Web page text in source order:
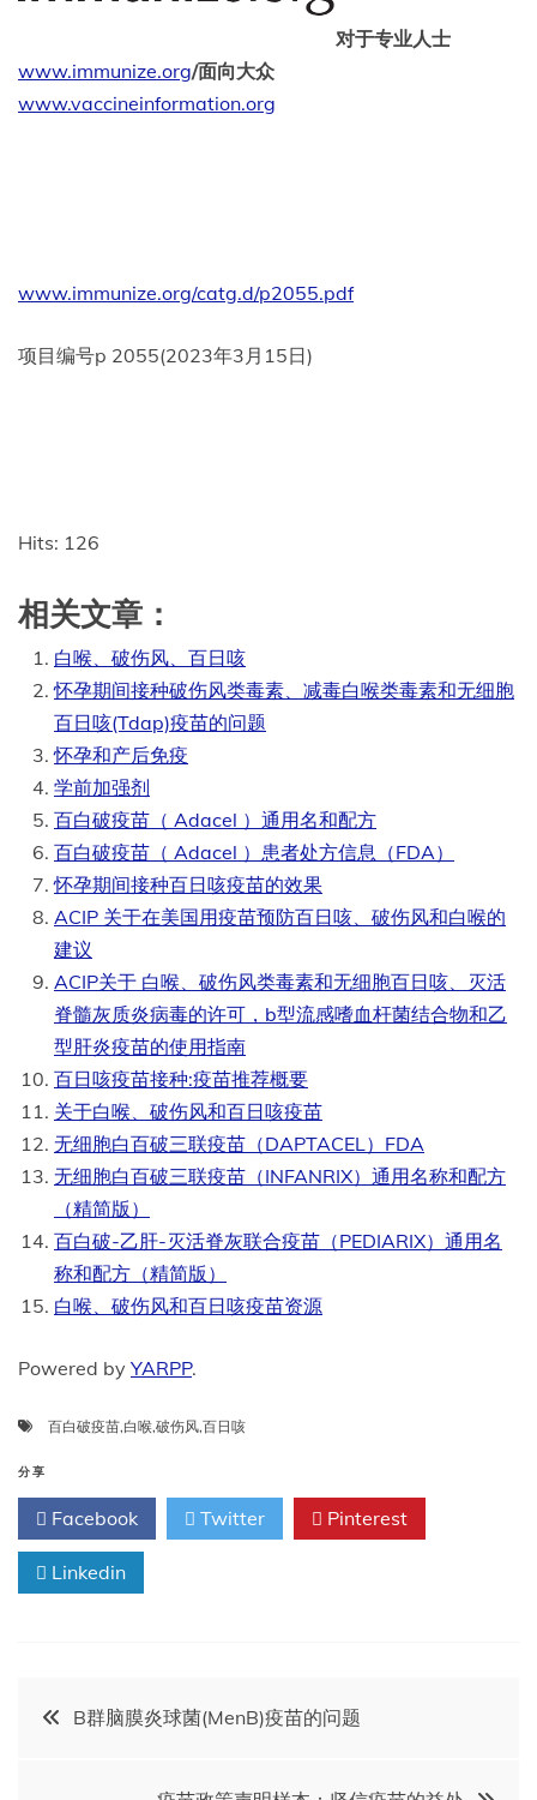
对于专业人士
www.immunize.org/面向大众
www.vaccineinformation.org
www.immunize.org/catg.d/p2055.pdf
项目编号p 2055(2023年3月15日)
Hits: 126
相关文章：
白喉、破伤风、百日咳
怀孕期间接种破伤风类毒素、减毒白喉类毒素和无细胞
百日咳(Tdap)疫苗的问题
怀孕和产后免疫
学前加强剂
百白破疫苗（ Adacel ）通用名和配方
百白破疫苗（ Adacel ）患者处方信息（FDA）
怀孕期间接种百日咳疫苗的效果
ACIP 关于在美国用疫苗预防百日咳、破伤风和白喉的
建议
ACIP关于 白喉、破伤风类毒素和无细胞百日咳、灭活
脊髓灰质炎病毒的许可，b型流感嗜血杆菌结合物和乙
型肝炎疫苗的使用指南
百日咳疫苗接种:疫苗推荐概要
关于白喉、破伤风和百日咳疫苗
无细胞白百破三联疫苗（DAPTACEL）FDA
无细胞白百破三联疫苗（INFANRIX）通用名称和配方
（精简版）
百白破-乙肝-灭活脊灰联合疫苗（PEDIARIX）通用名
称和配方（精简版）
白喉、破伤风和百日咳疫苗资源
Powered by YARPP.
百白破疫苗,白喉,破伤风,百日咳
分享
Facebook Twitter Pinterest
Linkedin
文
B群脑膜炎球菌(MenB)疫苗的问题